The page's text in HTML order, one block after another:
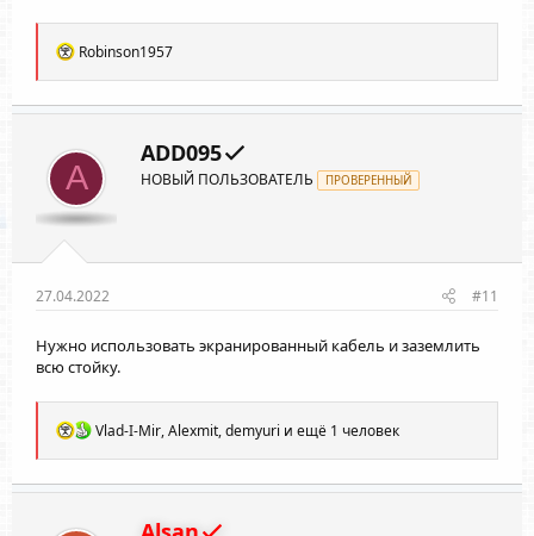
Р
а
к
и
и
:
Robinson1957
A
ADD095
НОВЫЙ ПОЛЬЗОВАТЕЛЬ ПРОВЕРЕННЫЙ
27.04.2022 #11
Нужно использовать экранированный кабель и заземлить
всю стойку.
Р
а
к
Vlad-I-Mir,Alexmit,demyuri и ещё 1 человек